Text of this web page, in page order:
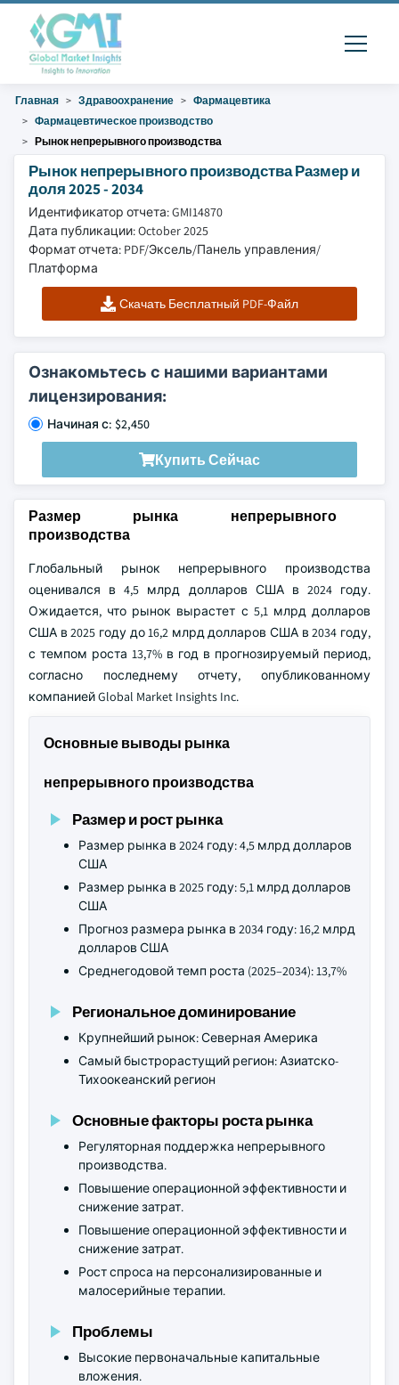
Главная Здравоохранение
Фармацевтика
Фармацевтическое производство
Рынок непрерывного производства
Рынок непрерывного производства Размер и
доля 2025 - 2034
Идентификатор отчета: GMI14870
Дата публикации: October 2025
Формат отчета: PDF/Эксель/Панель управления/
Платформа
Скачать Бесплатный PDF-Файл
Ознакомьтесь с нашими вариантами
лицензирования:
Начиная с: $2,450
Купить Сейчас
Размер рынка непрерывного
производства
Глобальный рынок непрерывного производства
оценивался в 4,5 млрд долларов США в 2024 году.
Ожидается, что рынок вырастет с 5,1 млрд долларов
США в 2025 году до 16,2 млрд долларов США в 2034 году,
с темпом роста 13,7% в год в прогнозируемый период,
согласно последнему отчету, опубликованному
компанией Global Market Insights Inc.
Основные выводы рынка
непрерывного производства
Размер и рост рынка
Размер рынка в 2024 году: 4,5 млрд долларов
США
Размер рынка в 2025 году: 5,1 млрд долларов
США
Прогноз размера рынка в 2034 году: 16,2 млрд
долларов США
Среднегодовой темп роста (2025–2034): 13,7%
Региональное доминирование
Крупнейший рынок: Северная Америка
Самый быстрорастущий регион: Азиатско-
Тихоокеанский регион
Основные факторы роста рынка
Регуляторная поддержка непрерывного
производства.
Повышение операционной эффективности и
снижение затрат.
Повышение операционной эффективности и
снижение затрат.
Рост спроса на персонализированные и
малосерийные терапии.
Проблемы
Высокие первоначальные капитальные
вложения.